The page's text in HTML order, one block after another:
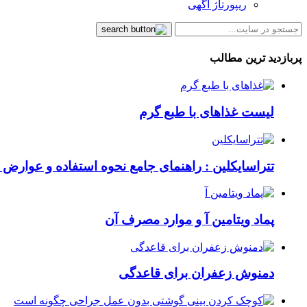
ریپورتاژ آگهی
پربازدید ترین مطالب
لیست غذاهای با طبع گرم
تتراسایکلین : راهنمای جامع نحوه استفاده و عوارض
پماد ویتامین آ و موارد مصرف آن
دمنوش زعفران برای قاعدگی